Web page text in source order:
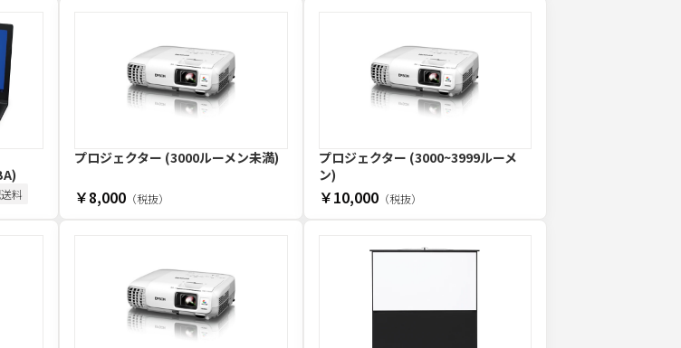
料
プロジェクター (3000ルーメン未満)
￥8,000 （税抜）
プロジェクター (3000~3999ルーメ
ン)
￥10,000（税抜）